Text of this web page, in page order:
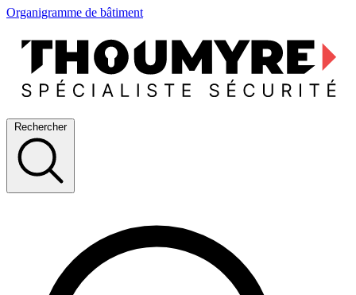
Organigramme de bâtiment
Rechercher